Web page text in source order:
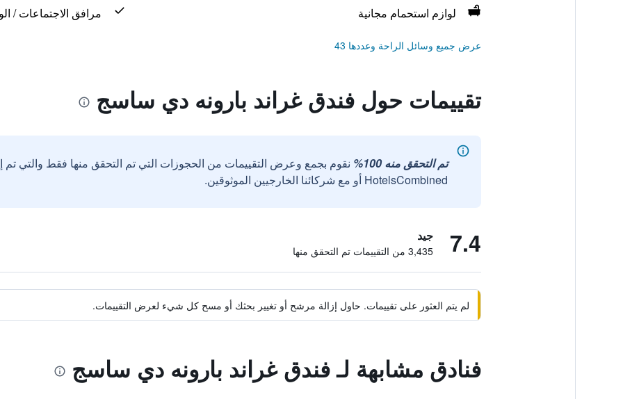
لوازم استحمام مجانية
مرافق الاجتماعات /
عرض جميع وسائل الراحة وعددها 43
تقييمات حول فندق غراند بارونه دي ساسج
تم التحقق منه 100%
نقوم بجمع وعرض التقييمات من الحجوزات التي تم التحقق منها فقط والتي
HotelsCombined أو مع شركائنا الخارجيين الموثوقين.
7.4 جيد
3,435 من التقييمات تم التحقق منها
لم يتم العثور على تقييمات. حاول إزالة مرشح أو تغيير بحثك أو مسح كل شيء لعرض التقييمات.
فنادق مشابهة لـ فندق غراند بارونه دي ساسج